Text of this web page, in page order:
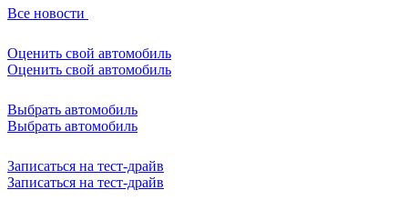
Все новости
Оценить свой автомобиль
Оценить свой автомобиль
Выбрать автомобиль
Выбрать автомобиль
Записаться на тест-драйв
Записаться на тест-драйв